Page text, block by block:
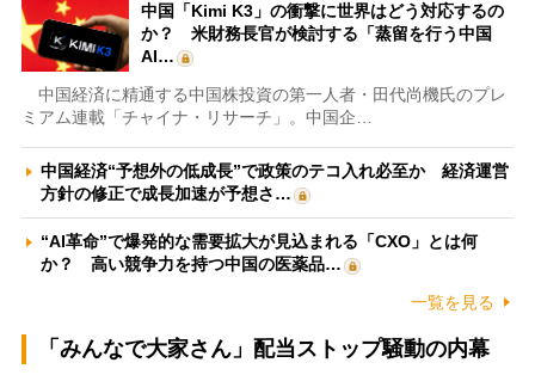
中国「Kimi K3」の衝撃に世界はどう対応するの
か？ 米財務長官が検討する「蒸留を行う中国
AI…
中国経済に精通する中国株投資の第一人者・田代尚機氏のプレ
ミアム連載「チャイナ・リサーチ」。中国企…
中国経済“予想外の低成長”で政策のテコ入れ必至か 経済運営
方針の修正で成長加速が予想さ…
“AI革命”で爆発的な需要拡大が見込まれる「CXO」とは何
か？ 高い競争力を持つ中国の医薬品…
一覧を見る
「みんなで大家さん」配当ストップ騒動の内幕